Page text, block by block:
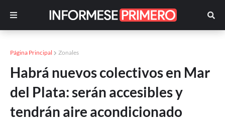
Página Principal Zonales
Habrá nuevos colectivos en Mar
del Plata: serán accesibles y
tendrán aire acondicionado